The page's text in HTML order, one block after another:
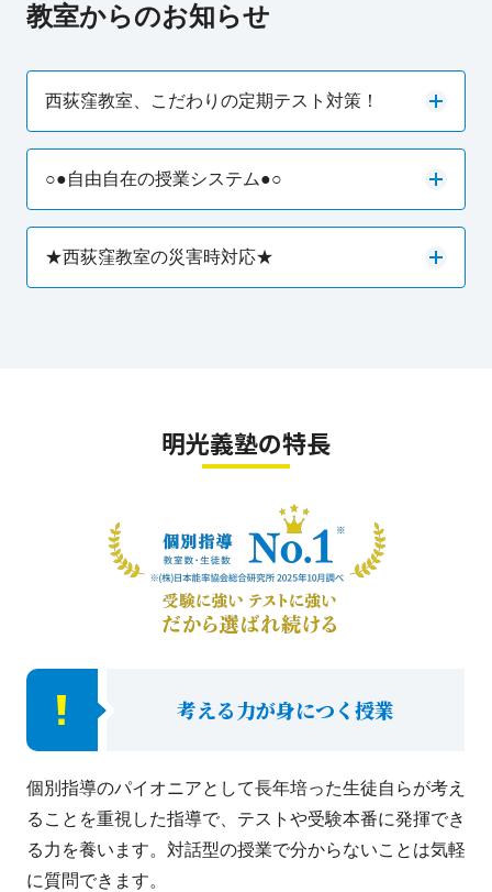
教室からのお知らせ
西荻窪教室、こだわりの定期テスト対策！
○●自由自在の授業システム●○
★西荻窪教室の災害時対応★
明光義塾の特長
考える力が身につく授業
個別指導のパイオニアとして長年培った生徒自らが考え
ることを重視した指導で、テストや受験本番に発揮でき
る力を養います。対話型の授業で分からないことは気軽
に質問できます。